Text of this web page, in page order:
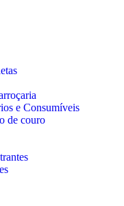
e Consumíveis
de couro